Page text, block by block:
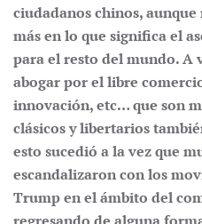
ciudadanos chinos,
más en lo que significa el
para el resto del mundo. A
abogar por el libre
innovación, etc… que son
clásicos y libertarios
esto sucedió a la vez que
escandalizaron con los
Trump en el ámbito del